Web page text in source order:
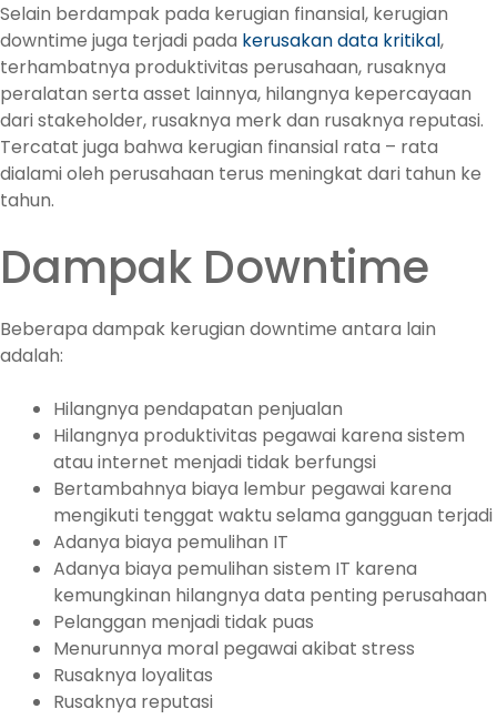
Selain berdampak pada kerugian finansial, kerugian
downtime juga terjadi pada kerusakan data kritikal,
terhambatnya produktivitas perusahaan, rusaknya
peralatan serta asset lainnya, hilangnya kepercayaan
dari stakeholder, rusaknya merk dan rusaknya reputasi.
Tercatat juga bahwa kerugian finansial rata – rata
dialami oleh perusahaan terus meningkat dari tahun ke
tahun.
Dampak Downtime
Beberapa dampak kerugian downtime antara lain
adalah:
Hilangnya pendapatan penjualan
Hilangnya produktivitas pegawai karena sistem
atau internet menjadi tidak berfungsi
Bertambahnya biaya lembur pegawai karena
mengikuti tenggat waktu selama gangguan terjadi
Adanya biaya pemulihan IT
Adanya biaya pemulihan sistem IT karena
kemungkinan hilangnya data penting perusahaan
Pelanggan menjadi tidak puas
Menurunnya moral pegawai akibat stress
Rusaknya loyalitas
Rusaknya reputasi